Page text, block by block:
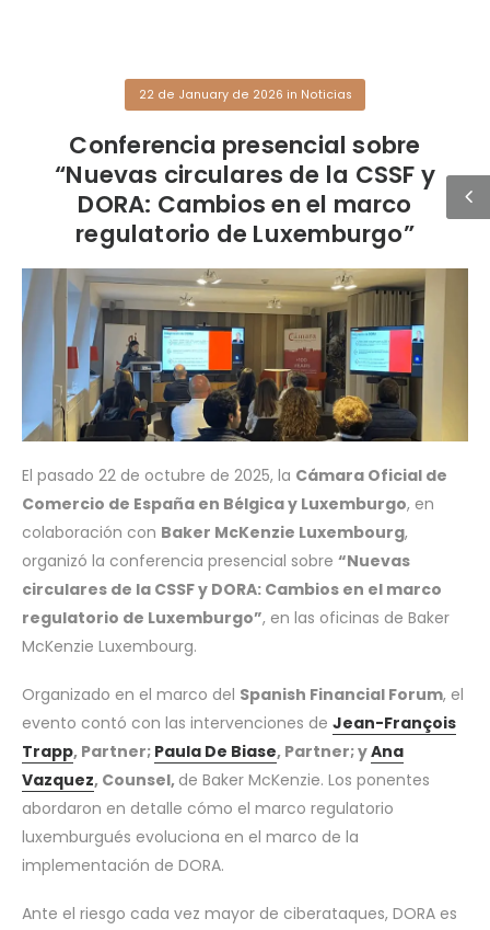
22 de January de 2026 in Noticias
Conferencia presencial sobre
“Nuevas circulares de la CSSF y
DORA: Cambios en el marco
regulatorio de Luxemburgo”
El pasado 22 de octubre de 2025, la Cámara Oficial de
Comercio de España en Bélgica y Luxemburgo, en
colaboración con Baker McKenzie Luxembourg,
organizó la conferencia presencial sobre “Nuevas
circulares de la CSSF y DORA: Cambios en el marco
regulatorio de Luxemburgo”, en las oficinas de Baker
McKenzie Luxembourg.
Organizado en el marco del Spanish Financial Forum, el
evento contó con las intervenciones de Jean-François
Trapp, Partner; Paula De Biase, Partner; yAna
Vazquez, Counsel, de Baker McKenzie. Los ponentes
abordaron en detalle cómo el marco regulatorio
luxemburgués evoluciona en el marco de la
implementación de DORA.
Ante el riesgo cada vez mayor de ciberataques, DORA es